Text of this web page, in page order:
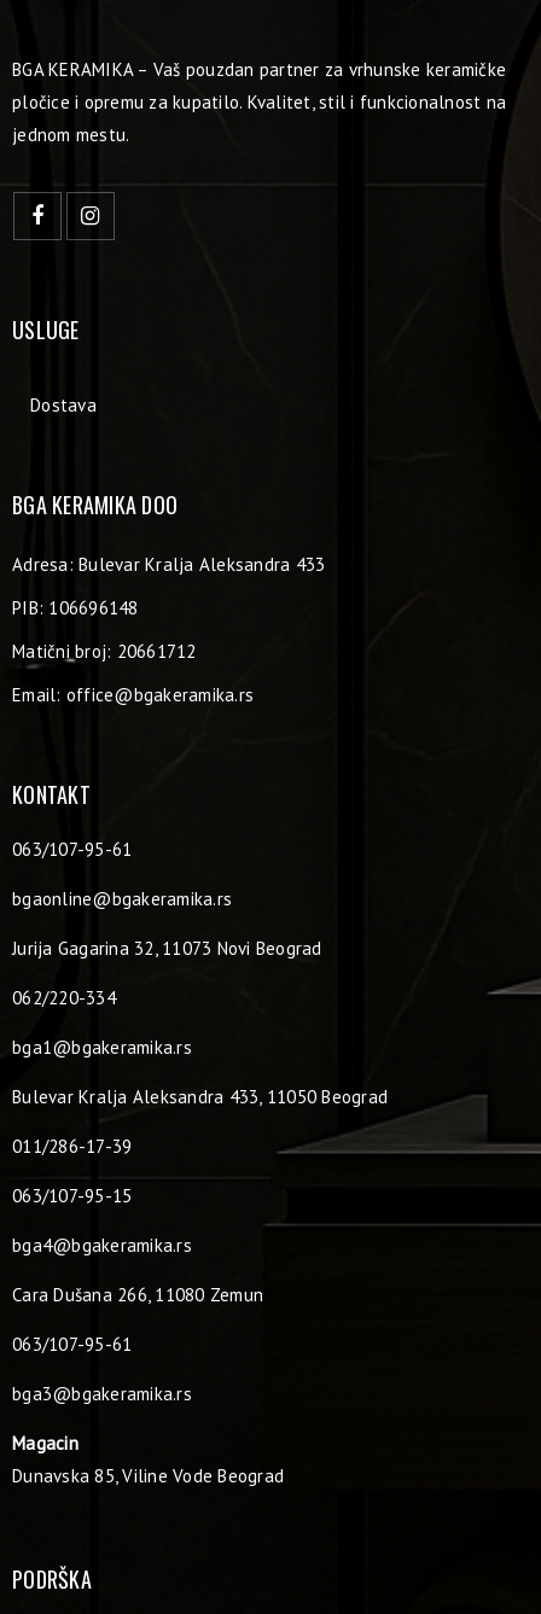
BGA KERAMIKA – Vaš pouzdan partner za vrhunske keramičke
pločice i opremu za kupatilo. Kvalitet, stil i funkcionalnost na
jednom mestu.
USLUGE
Dostava
BGA KERAMIKA DOO
Adresa: Bulevar Kralja Aleksandra 433
PIB: 106696148
Matični broj: 20661712
Email: office@bgakeramika.rs
KONTAKT
063/107-95-61
bgaonline@bgakeramika.rs
Jurija Gagarina 32, 11073 Novi Beograd
062/220-334
bga1@bgakeramika.rs
Bulevar Kralja Aleksandra 433, 11050 Beograd
011/286-17-39
063/107-95-15
bga4@bgakeramika.rs
Cara Dušana 266, 11080 Zemun
063/107-95-61
bga3@bgakeramika.rs
Magacin
Dunavska 85, Viline Vode Beograd
PODRŠKA